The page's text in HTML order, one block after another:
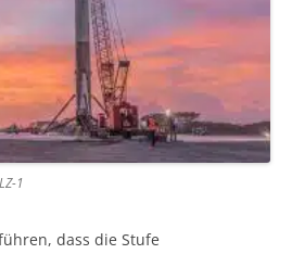
1
dass die Stufe